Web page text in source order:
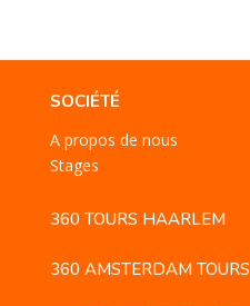
SOCIÉTÉ
A propos de nous
Stages
360 TOURS HAARLEM
360 AMSTERDAM TOURS